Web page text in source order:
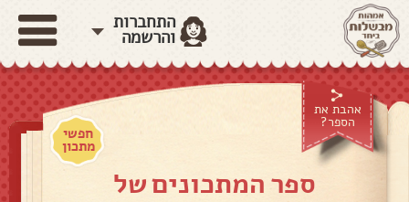
התחברות
והרשמה
אהבת את
הספר?
חפשי
מתכון
ספר המתכונים של